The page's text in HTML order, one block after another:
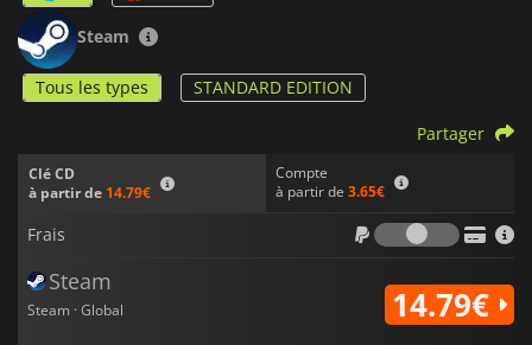
Steam
Tous les types STANDARD EDITION
Clé CD
à partir de 14.79€
Compte
à partir de 3.65€
Partager
Frais
Frais
Steam
Steam · Global 14.79€